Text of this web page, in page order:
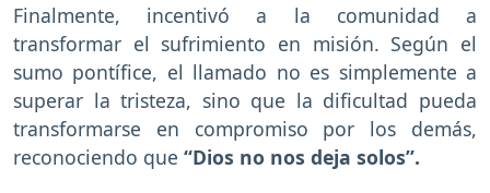
Finalmente, incentivó a la comunidad a
transformar el sufrimiento en misión. Según el
sumo pontífice, el llamado no es simplemente a
superar la tristeza, sino que la dificultad pueda
transformarse en compromiso por los demás,
reconociendo que “Dios no nos deja solos”.